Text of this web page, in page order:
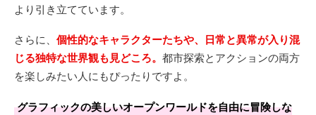
より引き立てています。
さらに、 個性的なキャラクターたちや、日常と異常が入り混
じる独特な世界観も見どころ。 都市探索とアクションの両方
を楽しみたい人にもぴったりですよ。
グラフィックの美しいオープンワールドを自由に冒険しな